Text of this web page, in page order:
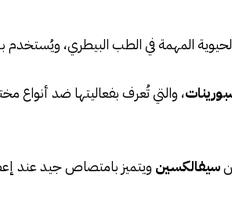
المهمة في الطب البيطري،
، والتي تُعرف بفعاليتها ضد أنواع
سيفالكسين ويتميز بامتصاص جيد عند